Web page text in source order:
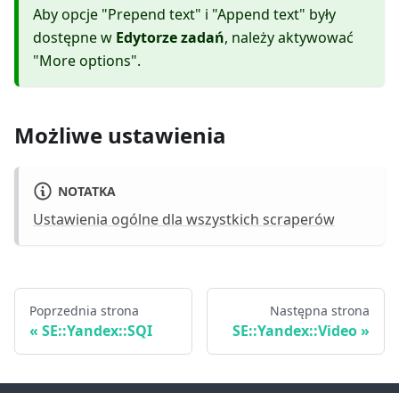
Aby opcje "Prepend text" i "Append text" były
dostępne w Edytorze zadań, należy aktywować
"More options".
Możliwe ustawienia
NOTATKA
Ustawienia ogólne dla wszystkich scraperów
Poprzednia strona
SE::Yandex::SQI
Następna strona
SE::Yandex::Video